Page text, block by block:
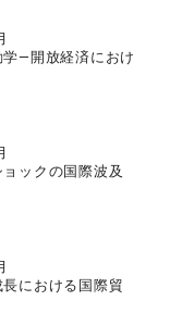
―開放経済におけ
ックの国際波及
における国際貿